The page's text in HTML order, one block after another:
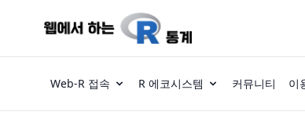
Web-R 접속 R 에코시스템 커뮤니티 이